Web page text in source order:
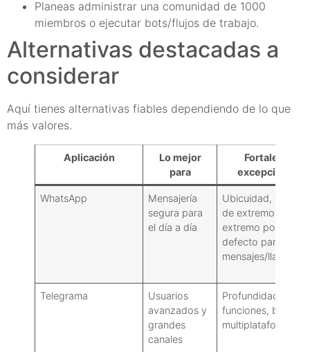
Planeas administrar una comunidad de 1000
miembros o ejecutar bots/flujos de trabajo.
Alternativas destacadas a
considerar
Aquí tienes alternativas fiables dependiendo de lo que
más valores.
Aplicación
Lo mejor
para
Fortaleza
excepcional
WhatsApp
Mensajería
segura para
el día a día
Ubicuidad, cifrado
de extremo a
extremo por
defecto para
mensajes/
Telegrama
Usuarios
avanzados y
grandes
canales
Profundidad de
funciones, bots,
multiplataforma